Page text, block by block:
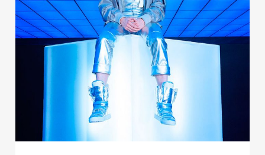
Publicidad
Contacto
© 2015-2022 UMOMAG. PROPIEDAD DE UMO agency. TODOS LOS
DERECHOS RESERVADOS.